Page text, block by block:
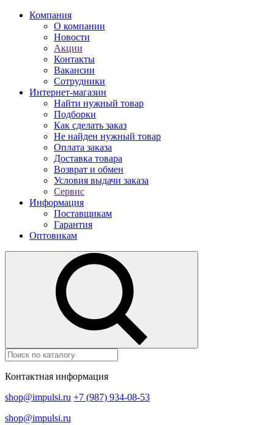
Компания
О компании
Новости
Акции
Контакты
Вакансии
Сотрудники
Интернет-магазин
Найти нужный товар
Подборки
Как сделать заказ
Не найден нужный товар
Оплата заказа
Доставка товара
Возврат и обмен
Условия выдачи заказа
Сервис
Информация
Поставщикам
Гарантия
Оптовикам
Контактная информация
shop@impulsi.ru +7 (987) 934-08-53
shop@impulsi.ru